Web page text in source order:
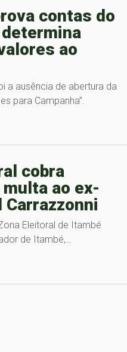
contas do
ao
a ausência de abertura da
para Campanha”.
cobra
ao ex-
Carrazzonni
Eleitoral de Itambé
de Itambé,…